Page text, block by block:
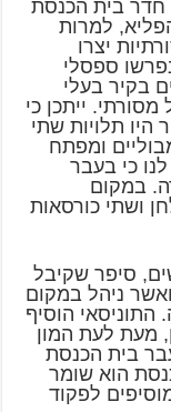
חדר בית הכנסת
למרות
יצרו
ספסלי
בקיר בעלי
ייתכן כי
תלויות שתי
ומפתח
כי בעבר
במקום
ושתי כורסאות
סיפר שקיבל
ניהל במקום
הוסיף
מעת לעת המון
בית הכנסת
הוא שומר
לפקוד